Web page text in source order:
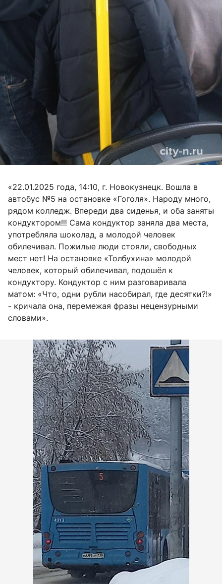
«22.01.2025 года, 14:10, г. Новокузнецк. Вошла в
автобус №5 на остановке «Гоголя». Народу много,
рядом колледж. Впереди два сиденья, и оба заняты
кондуктором!!! Сама кондуктор заняла два места,
употребляла шоколад, а молодой человек
обилечивал. Пожилые люди стояли, свободных
мест нет! На остановке «Толбухина» молодой
человек, который обилечивал, подошёл к
кондуктору. Кондуктор с ним разговаривала
матом: «Что, одни рубли насобирал, где десятки?!»
- кричала она, перемежая фразы нецензурными
словами».